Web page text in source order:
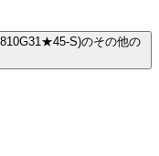
S)のその他の